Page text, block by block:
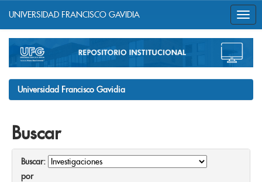
navigation
UNIVERSIDAD FRANCISCO GAVIDIA
Universidad Francisco Gavidia
Buscar
Buscar:
por